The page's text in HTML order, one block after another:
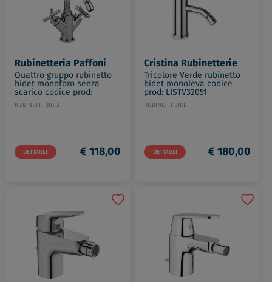
Rubinetteria Paffoni
Quattro gruppo rubinetto
bidet monoforo senza
scarico codice prod:
QTV138CR
RUBINETTI BIDET
DETTAGLI € 118,00
Cristina Rubinetterie
Tricolore Verde rubinetto
bidet monoleva codice
prod: LISTV32051
RUBINETTI BIDET
DETTAGLI € 180,00